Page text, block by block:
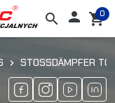
search  shopping_cart
0
STOSSDÄMPFER